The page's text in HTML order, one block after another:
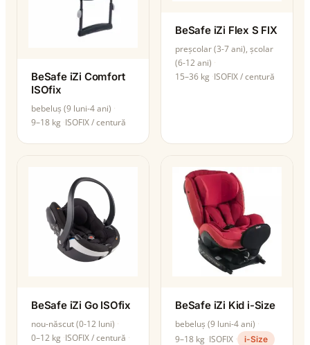
BeSafe iZi Comfort
ISOfix
bebeluș (9 luni-4 ani)
9–18 kg ISOFIX / centură
BeSafe iZi Flex S FIX
preșcolar (3-7 ani), școlar
(6-12 ani)
15–36 kg ISOFIX / centură
BeSafe iZi Go ISOfix
nou-născut (0-12 luni)
0–12 kg ISOFIX / centură
BeSafe iZi Kid i-Size
bebeluș (9 luni-4 ani)
9–18 kg ISOFIX i-Size